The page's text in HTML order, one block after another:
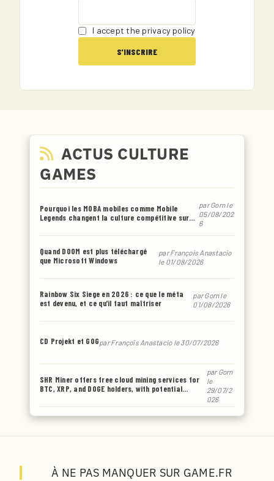
I accept the privacy policy
ACTUS CULTURE
GAMES
Pourquoi les MOBA mobiles comme Mobile
Legends changent la culture compétitive sur
parGornle
05/08/202
6
Quand DOOM est plus téléchargé
que Microsoft Windows
parFrançois Anastacio
le 01/08/2026
Rainbow Six Siege en 2026 : ce que le méta
est devenu, et ce qu’il faut maîtriser
parGornle
01/08/2026
CD Projekt et GOGparFrançois Anastaciole 30/07/2026
SHR Miner offers free cloud mining services for
BTC, XRP, and DOGE holders, with potential
parGorn
le
29/07/2
026
À NE PAS MANQUER SUR GAME.FR